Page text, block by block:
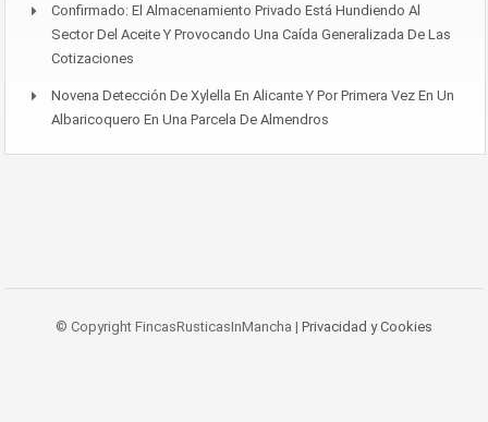
Confirmado: El Almacenamiento Privado Está Hundiendo Al
Sector Del Aceite Y Provocando Una Caída Generalizada De Las
Cotizaciones
Novena Detección De Xylella En Alicante Y Por Primera Vez En Un
Albaricoquero En Una Parcela De Almendros
© Copyright FincasRusticasInMancha | Privacidad y Cookies